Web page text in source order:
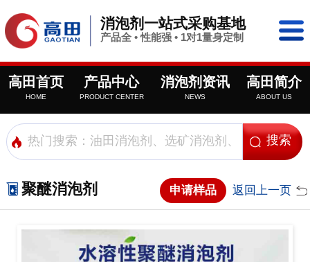
消泡剂一站式采购基地
产品全 • 性能强 • 1对1量身定制
高田首页
HOME
产品中心
PRODUCT CENTER
消泡剂资讯
NEWS
高田简介
ABOUT US
聚醚消泡剂 申请样品 返回上一页